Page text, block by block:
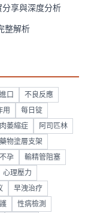
享與深度分析
整解析
口 不良反應
用 每日锭
萎縮症 阿司匹林
藥物塗層支架
孕 輸精管阻塞
心理壓力
早洩治疗
性病檢測